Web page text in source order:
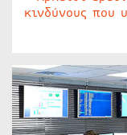
κινδύνους που